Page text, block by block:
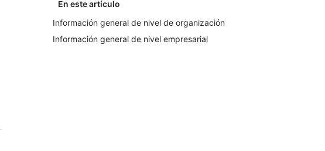
En este artículo
Información general de nivel de organización
Información general de nivel empresarial